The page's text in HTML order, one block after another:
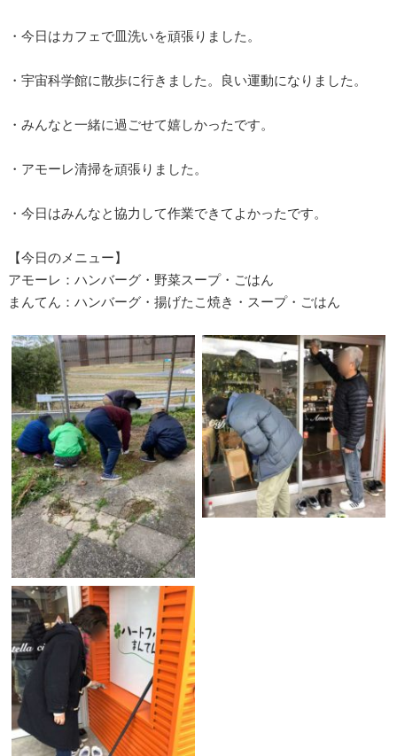
・今日はカフェで皿洗いを頑張りました。
・宇宙科学館に散歩に行きました。良い運動になりました。
・みんなと一緒に過ごせて嬉しかったです。
・アモーレ清掃を頑張りました。
・今日はみんなと協力して作業できてよかったです。
【今日のメニュー】
アモーレ：ハンバーグ・野菜スープ・ごはん
まんてん：ハンバーグ・揚げたこ焼き・スープ・ごはん